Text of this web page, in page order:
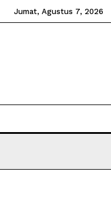
Jumat, Agustus 7, 2026